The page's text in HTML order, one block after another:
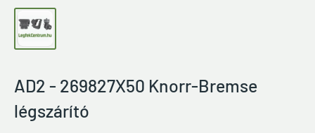
AD2 - 269827X50 Knorr-Bremse
légszárító